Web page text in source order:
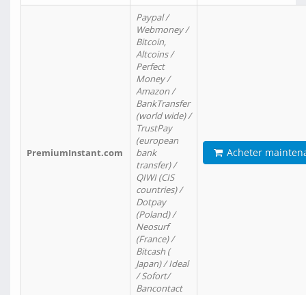
PremiumInstant.com
Paypal /
Webmoney /
Bitcoin,
Altcoins /
Perfect
Money /
Amazon /
BankTransfer
(world wide) /
TrustPay
(european
bank
transfer) /
QIWI (CIS
countries) /
Dotpay
(Poland) /
Neosurf
(France) /
Bitcash (
Japan) / Ideal
/ Sofort/
Bancontact
Acheter